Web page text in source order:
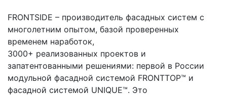
FRONTSIDE – производитель фасадных систем с
многолетним опытом, базой проверенных
временем наработок,
3000+ реализованных проектов и
запатентованными решениями: первой в России
модульной фасадной системой FRONTTOP™ и
фасадной системой UNIQUE™. Это